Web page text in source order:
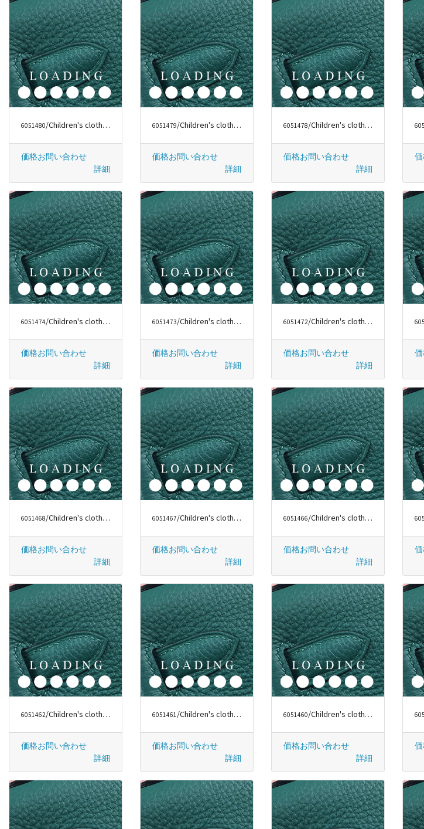
6051480/Children's clothes から ルイヴィトン/LOUIS VUITTON
価格お問い合わせ
詳細
6051479/Children's clothes から ルイヴィトン/LOUIS VUITTON
価格お問い合わせ
詳細
6051478/Children's clothes から アディダス/ADIDAS
価格お問い合わせ
詳細
6051474/Children's clothes から ルイヴィトン/LOUIS VUITTON
価格お問い合わせ
詳細
6051473/Children's clothes から ファッションラグジュアリー
価格お問い合わせ
詳細
6051472/Children's clothes から ファッションラグジュアリー
価格お問い合わせ
詳細
6051468/Children's clothes から ファッションラグジュアリー
価格お問い合わせ
詳細
6051467/Children's clothes から ファッションラグジュアリー
価格お問い合わせ
詳細
6051466/Children's clothes から ファッションラグジュアリー
価格お問い合わせ
詳細
6051462/Children's clothes から ファッションラグジュアリー
価格お問い合わせ
詳細
6051461/Children's clothes から グッチ/GUCCI
価格お問い合わせ
詳細
6051460/Children's clothes から シャネル/CHANEL
価格お問い合わせ
詳細